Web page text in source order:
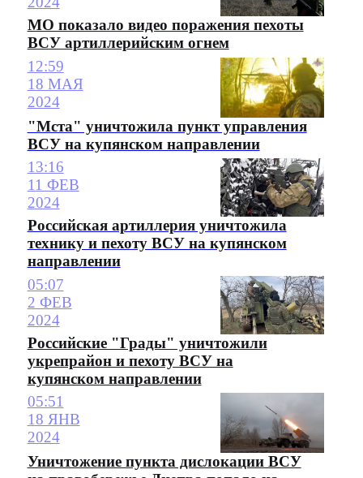
МО показало видео поражения пехоты
ВСУ артиллерийским огнем
12:59
18 МАЯ
2024
"Мста" уничтожила пункт управления
ВСУ на купянском направлении
13:16
11 ФЕВ
2024
Российская артиллерия уничтожила
технику и пехоту ВСУ на купянском
направлении
05:07
2 ФЕВ
2024
Российские "Грады" уничтожили
укрепрайон и пехоту ВСУ на
купянском направлении
05:51
18 ЯНВ
2024
Уничтожение пункта дислокации ВСУ